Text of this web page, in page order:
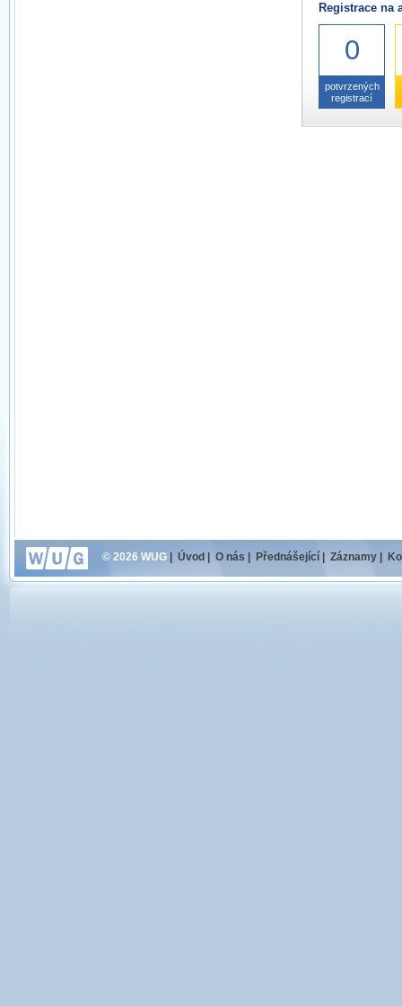
Registrace na
0
potvrzených
registrací
© 2026 WUG Úvod O nás Přednášející Záznamy